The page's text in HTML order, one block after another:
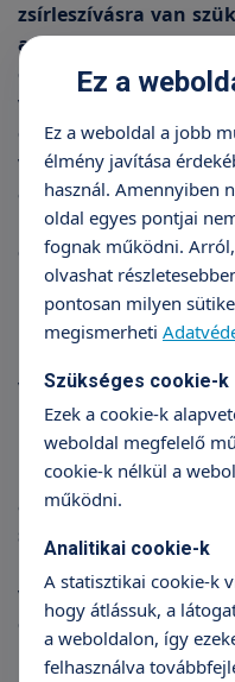
zsírleszívásra van
amellyel a plasztikai
eltávolítja a
van szükség, a
optimális formába
varratokat. Az
az intézményben
hazamehet,
ellátva.
Kímélő
Hazatérés után
véraláfutások, sőt,
is tűnhet a nyak.
műtéttel járó
múlva már csak a
a gyors
szükség: az első
vérbőség alakul ki
érje víz: hajat
Ugyanennyit kell
Ez a
Ez a weboldal a jobb
élmény javítása
használ. Amennyiben
oldal egyes pontjai
fognak működni.
olvashat
pontosan milyen
megismerheti
Szükséges cookie-k
Ezek a cookie-k
weboldal megfelelő
cookie-k nélkül a
működni.
Analitikai cookie-k
A statisztikai cookie-k
hogy átlássuk, a
a weboldalon, így
felhasználva